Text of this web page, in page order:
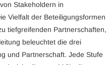
Stakeholdern in
Vielfalt der Beteiligungsformen
tiefgreifenden Partnerschaften,
beleuchtet die drei
und Partnerschaft. Jede Stufe